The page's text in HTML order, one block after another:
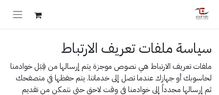
سياسة ملفات تعريف الارتباط
ملفات تعريف الارتباط هي نصوص موجزة يتم إرسالها من قِبَل خوادمنا
لحاسوبك أو جهازك عندما تصل إلى خدماتنا. يتم حفظها في متصفحك
ثم إرسالها مجدداً إلى خوادمنا في وقت لاحق حتى نتمكن من تقديم